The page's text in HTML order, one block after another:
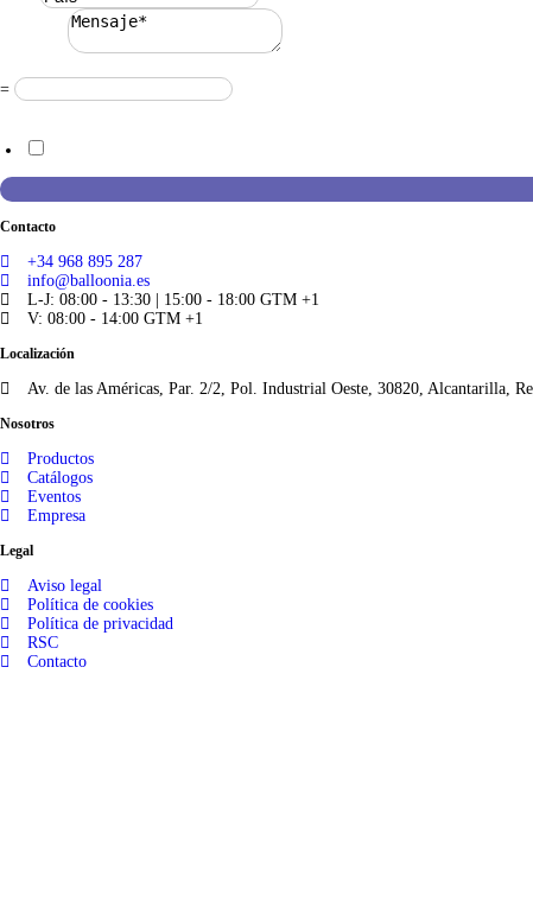
=
Contacto
+34 968 895 287
info@balloonia.es
L-J: 08:00 - 13:30 | 15:00 - 18:00 GTM +1
V: 08:00 - 14:00 GTM +1
Localización
Av. de las Américas, Par. 2/2, Pol. Industrial Oeste, 30820, Alcantarilla,
Nosotros
Productos
Catálogos
Eventos
Empresa
Legal
Aviso legal
Política de cookies
Política de privacidad
RSC
Contacto